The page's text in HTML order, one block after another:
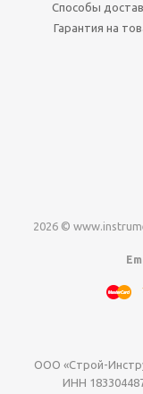
Способы
Гарантия на
2026 ©
ООО «Строй-
ИНН